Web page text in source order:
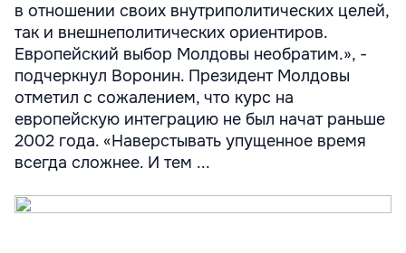
в отношении своих внутриполитических целей,
так и внешнеполитических ориентиров.
Европейский выбор Молдовы необратим.», -
подчеркнул Воронин. Президент Молдовы
отметил с сожалением, что курс на
европейскую интеграцию не был начат раньше
2002 года. «Наверстывать упущенное время
всегда сложнее. И тем ...